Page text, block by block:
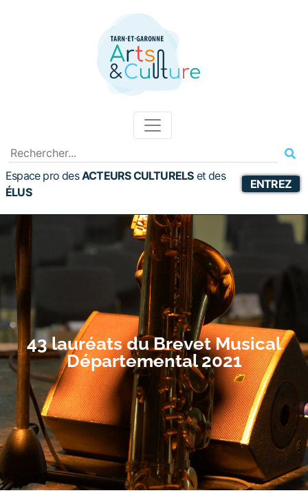
Espace pro desACTEURS CULTURELS etdes
ÉLUS
ENTREZ
43 lauréats du Brevet Musical
Départemental 2021